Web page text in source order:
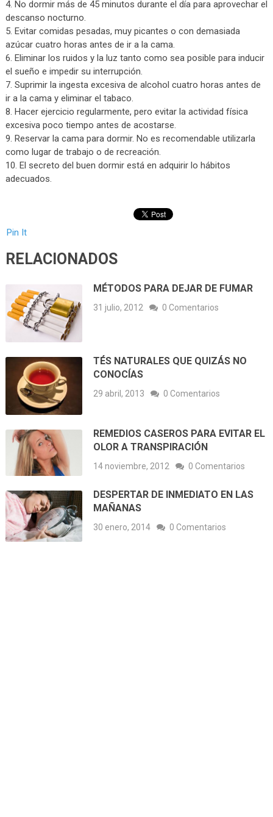
4. No dormir más de 45 minutos durante el día para aprovechar el
descanso nocturno.
5. Evitar comidas pesadas, muy picantes o con demasiada
azúcar cuatro horas antes de ir a la cama.
6. Eliminar los ruidos y la luz tanto como sea posible para inducir
el sueño e impedir su interrupción.
7. Suprimir la ingesta excesiva de alcohol cuatro horas antes de
ir a la cama y eliminar el tabaco.
8. Hacer ejercicio regularmente, pero evitar la actividad física
excesiva poco tiempo antes de acostarse.
9. Reservar la cama para dormir. No es recomendable utilizarla
como lugar de trabajo o de recreación.
10. El secreto del buen dormir está en adquirir lo hábitos
adecuados.
Pin It
RELACIONADOS
MÉTODOS PARA DEJAR DE FUMAR
31 julio, 2012 0 Comentarios
TÉS NATURALES QUE QUIZÁS NO
CONOCÍAS
29 abril, 2013 0 Comentarios
REMEDIOS CASEROS PARA EVITAR EL
OLOR A TRANSPIRACIÓN
14 noviembre, 2012 0 Comentarios
DESPERTAR DE INMEDIATO EN LAS
MAÑANAS
30 enero, 2014 0 Comentarios